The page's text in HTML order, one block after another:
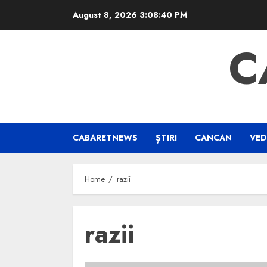
August 8, 2026 3:08:41 PM
CABARETNEWS ȘTIRI CANCAN
Home razii
razii